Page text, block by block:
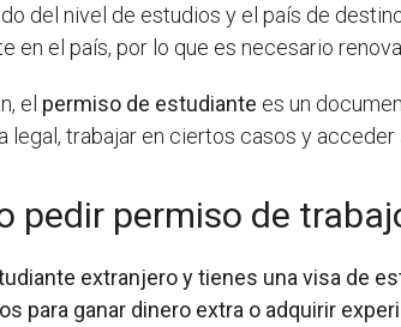
del nivel de estudios y el país de
en el país, por lo que es necesario
el permiso de estudiante es un
legal, trabajar en ciertos casos y
pedir permiso de
extranjero y tienes una visa de
para ganar dinero extra o adquirir